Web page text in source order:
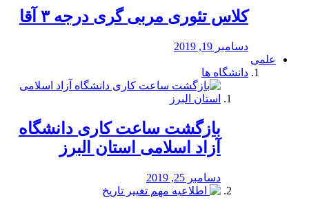
کلاس تئوری مربی گری درجه ۳ آقا
دسامبر 19, 2019
علمی
دانشگاه ها
بازگشت ساعت کاری دانشگاه
آزاد اسلامی استان البرز
دسامبر 25, 2019